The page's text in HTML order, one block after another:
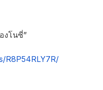
งโนซี่”
R8P54RLY7R/